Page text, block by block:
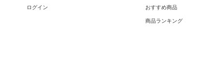
ログイン おすすめ商品
商品ランキング